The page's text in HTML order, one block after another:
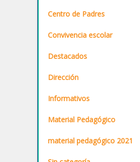
Centro de Padres
Convivencia escolar
Destacados
Dirección
Informativos
Material Pedagógico
material pedagógico 2021